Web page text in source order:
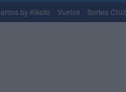
by Kikoto Vuelos Sorteo